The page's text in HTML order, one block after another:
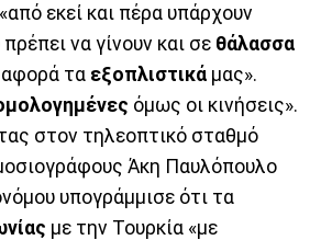
εκεί και πέρα υπάρχουν
να γίνουν και σε θάλασσα
τα εξοπλιστικά μας».
όμως οι κινήσεις».
στον τηλεοπτικό σταθμό
Άκη Παυλόπουλο
υπογράμμισε ότι τα
με την Τουρκία «με